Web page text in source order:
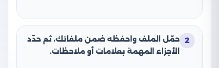
2 حمّل الملف واحفظه ضمن ملفاتك، ثم حدّد
الأجزاء المهمة بعلامات أو ملاحظات.